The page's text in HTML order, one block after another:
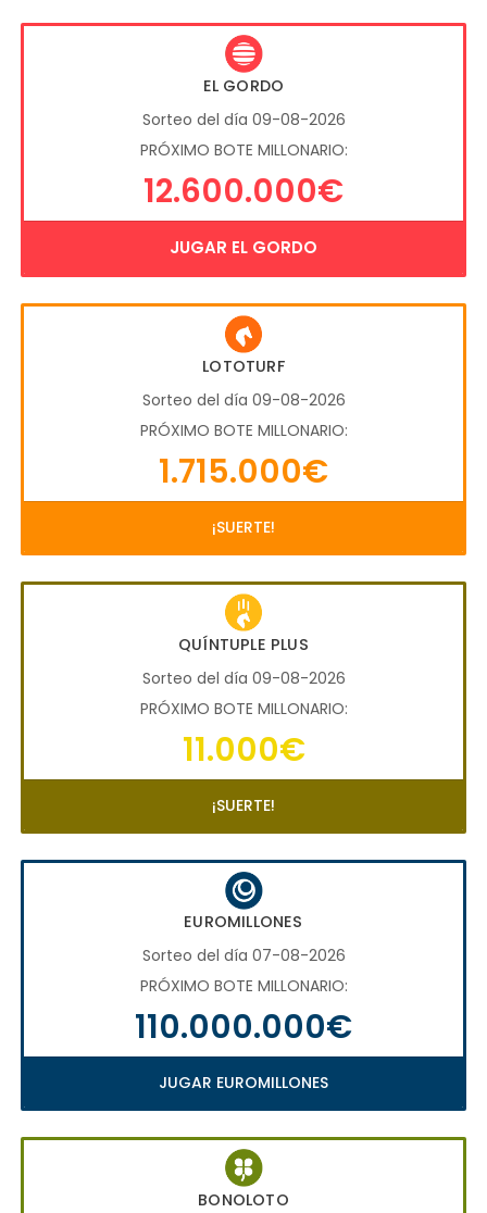
EL GORDO
Sorteo del día 09-08-2026
PRÓXIMO BOTE MILLONARIO:
12.600.000€
JUGAR EL GORDO
LOTOTURF
Sorteo del día 09-08-2026
PRÓXIMO BOTE MILLONARIO:
1.715.000€
¡SUERTE!
QUÍNTUPLE PLUS
Sorteo del día 09-08-2026
PRÓXIMO BOTE MILLONARIO:
11.000€
¡SUERTE!
EUROMILLONES
Sorteo del día 07-08-2026
PRÓXIMO BOTE MILLONARIO:
110.000.000€
JUGAR EUROMILLONES
BONOLOTO